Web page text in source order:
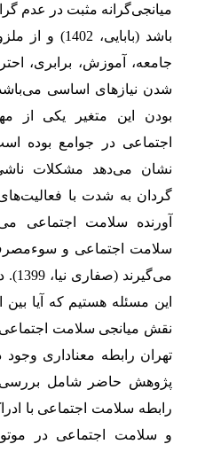
میانجی‌گرانه مثبت در عدم
باشد
جامعه، آموزش، برابری،
بودن این متغیر یکی از
نشان می‌دهد مشکلات
گردان به شدت با فعالیت‌های
آورنده سلامت اجتماعی
سلامت اجتماعی و
این مسئله هستیم که آیا بین
نقش میانجی سلامت
تهران رابطه معناداری
پژوهش حاضر شامل بررسی
رابطه سلامت اجتماعی با
و سلامت اجتماعی در